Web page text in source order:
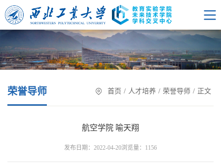
荣誉导师 首页 / 人才培养 / 荣誉导师 / 正文
航空学院 喻天翔
发布日期：2022-04-20浏览量： 1156